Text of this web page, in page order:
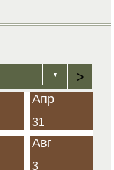
▼ >
Апр
31
Авг
3